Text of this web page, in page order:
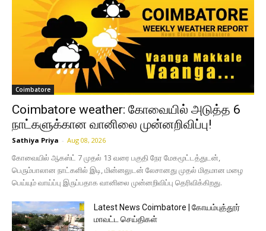
Coimbatore
Coimbatore weather: கோவையில் அடுத்த 6
நாட்களுக்கான வானிலை முன்னறிவிப்பு!
Sathiya Priya - Aug 08, 2026
கோவையில் ஆகஸ்ட் 7 முதல் 13 வரை பகுதி நேர மேகமூட்டத்துடன்,
பெரும்பாலான நாட்களில் இடி, மின்னலுடன் லேசானது முதல் மிதமான மழை
பெய்யும் வாய்ப்பு இருப்பதாக வானிலை முன்னறிவிப்பு தெரிவிக்கிறது.
Latest News Coimbatore | கோயம்புத்தூர்
மாவட்ட செய்திகள்